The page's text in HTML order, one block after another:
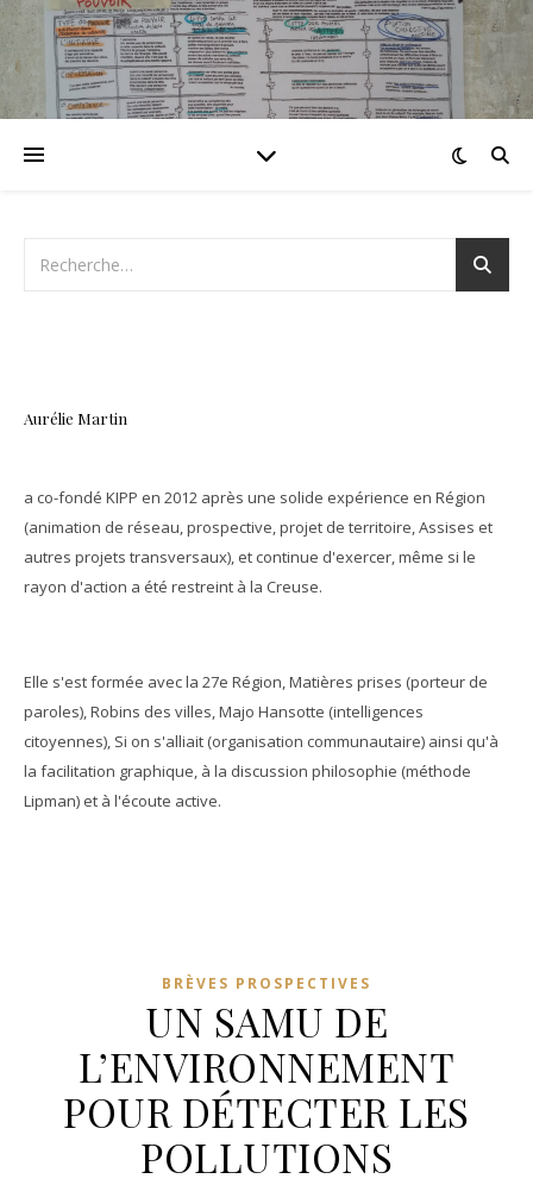
Aurélie Martin
a co-fondé KIPP en 2012 après une solide expérience en Région
(animation de réseau, prospective, projet de territoire, Assises et
autres projets transversaux), et continue d'exercer, même si le
rayon d'action a été restreint à la Creuse.
Elle s'est formée avec la 27e Région, Matières prises (porteur de
paroles), Robins des villes, Majo Hansotte (intelligences
citoyennes), Si on s'alliait (organisation communautaire) ainsi qu'à
la facilitation graphique, à la discussion philosophie (méthode
Lipman) et à l'écoute active.
BRÈVES PROSPECTIVES
UN SAMU DE
L’ENVIRONNEMENT
POUR DÉTECTER LES
POLLUTIONS